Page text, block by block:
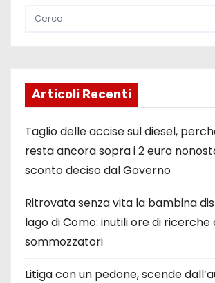
Articoli Recenti
Taglio delle accise sul diesel,
resta ancora sopra i 2 euro
sconto deciso dal Governo
Ritrovata senza vita la bambina
lago di Como: inutili ore di ricerche
sommozzatori
Litiga con un pedone, scende